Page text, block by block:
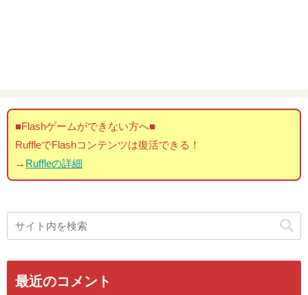
■Flashゲームができない方へ■
RuffleでFlashコンテンツは復活できる！
→ Ruffleの詳細
最近のコメント